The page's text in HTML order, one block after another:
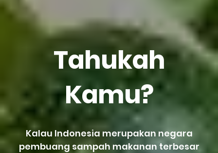
Tahukah
Kamu?
Kalau Indonesia merupakan negara
pembuang sampah makanan terbesar